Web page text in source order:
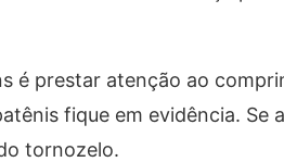
é prestar atenção ao
fique em evidência. Se
tornozelo.